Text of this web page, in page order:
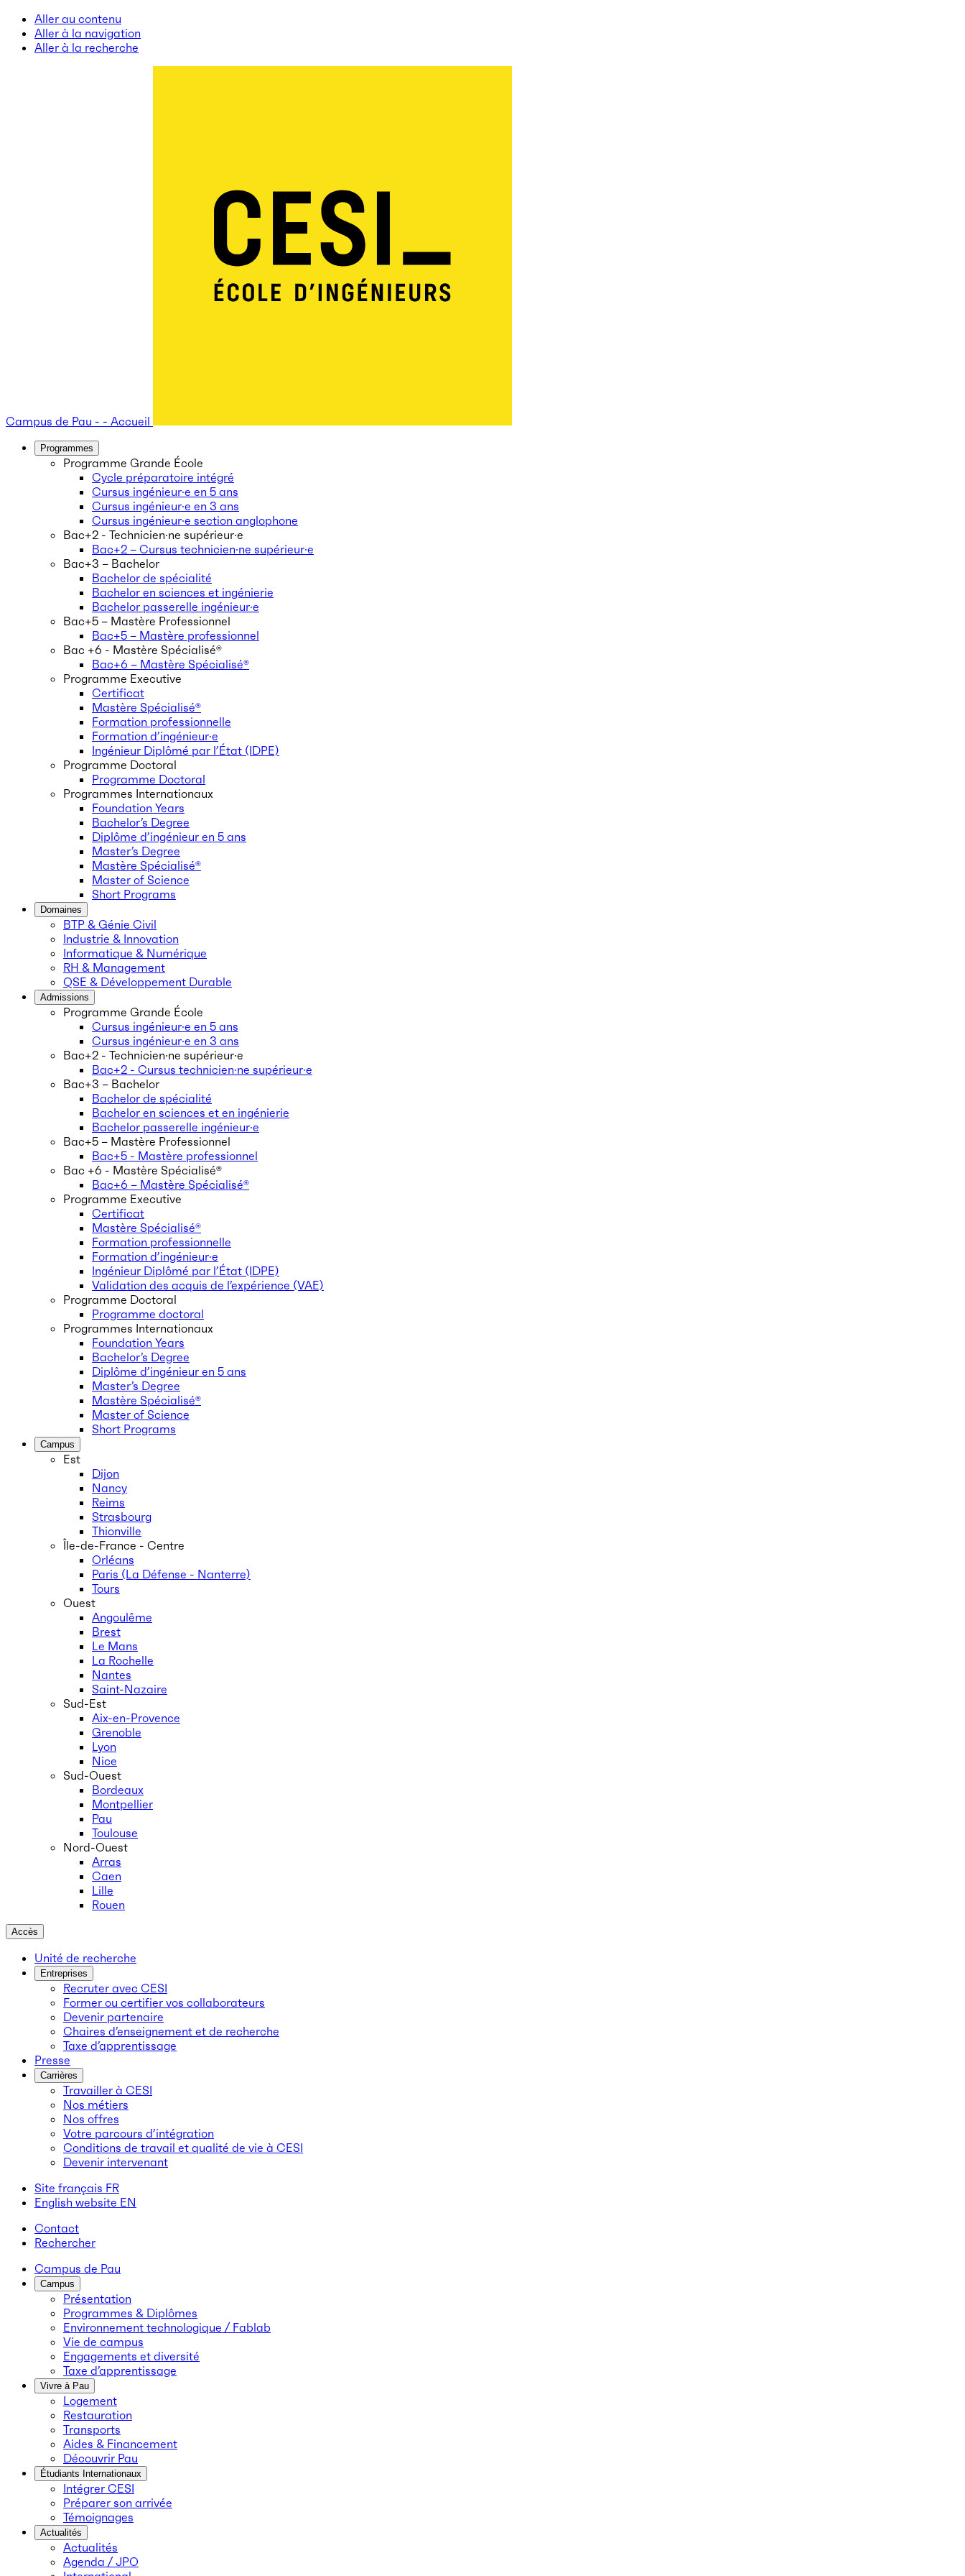
Aller au contenu
Aller à la navigation
Aller à la recherche
Campus de Pau - - Accueil
Programmes
Programme Grande École
Cycle préparatoire intégré
Cursus ingénieur·e en 5 ans
Cursus ingénieur·e en 3 ans
Cursus ingénieur·e section anglophone
Bac+2 - Technicien·ne supérieur·e
Bac+2 – Cursus technicien·ne supérieur·e
Bac+3 – Bachelor
Bachelor de spécialité
Bachelor en sciences et ingénierie
Bachelor passerelle ingénieur·e
Bac+5 – Mastère Professionnel
Bac+5 – Mastère professionnel
Bac +6 - Mastère Spécialisé®
Bac+6 – Mastère Spécialisé®
Programme Executive
Certificat
Mastère Spécialisé®
Formation professionnelle
Formation d’ingénieur·e
Ingénieur Diplômé par l’État (IDPE)
Programme Doctoral
Programme Doctoral
Programmes Internationaux
Foundation Years
Bachelor’s Degree
Diplôme d’ingénieur en 5 ans
Master’s Degree
Mastère Spécialisé®
Master of Science
Short Programs
Domaines
BTP & Génie Civil
Industrie & Innovation
Informatique & Numérique
RH & Management
QSE & Développement Durable
Admissions
Programme Grande École
Cursus ingénieur·e en 5 ans
Cursus ingénieur·e en 3 ans
Bac+2 - Technicien·ne supérieur·e
Bac+2 - Cursus technicien·ne supérieur·e
Bac+3 – Bachelor
Bachelor de spécialité
Bachelor en sciences et en ingénierie
Bachelor passerelle ingénieur·e
Bac+5 – Mastère Professionnel
Bac+5 - Mastère professionnel
Bac +6 - Mastère Spécialisé®
Bac+6 – Mastère Spécialisé®
Programme Executive
Certificat
Mastère Spécialisé®
Formation professionnelle
Formation d’ingénieur·e
Ingénieur Diplômé par l’État (IDPE)
Validation des acquis de l’expérience (VAE)
Programme Doctoral
Programme doctoral
Programmes Internationaux
Foundation Years
Bachelor’s Degree
Diplôme d’ingénieur en 5 ans
Master’s Degree
Mastère Spécialisé®
Master of Science
Short Programs
Campus
Est
Dijon
Nancy
Reims
Strasbourg
Thionville
Île-de-France - Centre
Orléans
Paris (La Défense - Nanterre)
Tours
Ouest
Angoulême
Brest
Le Mans
La Rochelle
Nantes
Saint-Nazaire
Sud-Est
Aix-en-Provence
Grenoble
Lyon
Nice
Sud-Ouest
Bordeaux
Montpellier
Pau
Toulouse
Nord-Ouest
Arras
Caen
Lille
Rouen
Accès
Unité de recherche
Entreprises
Recruter avec CESI
Former ou certifier vos collaborateurs
Devenir partenaire
Chaires d’enseignement et de recherche
Taxe d’apprentissage
Presse
Carrières
Travailler à CESI
Nos métiers
Nos offres
Votre parcours d’intégration
Conditions de travail et qualité de vie à CESI
Devenir intervenant
Site français FR
English website EN
Contact
Rechercher
Campus de Pau
Campus
Présentation
Programmes & Diplômes
Environnement technologique / Fablab
Vie de campus
Engagements et diversité
Taxe d’apprentissage
Vivre à Pau
Logement
Restauration
Transports
Aides & Financement
Découvrir Pau
Étudiants Internationaux
Intégrer CESI
Préparer son arrivée
Témoignages
Actualités
Actualités
Agenda / JPO